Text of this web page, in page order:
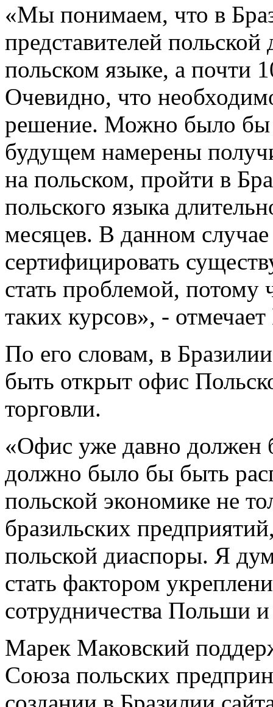
«Мы понимаем, что в
представителей
польском языке, а почти
Очевидно, что
решение. Можно было бы
будущем намерены
на польском, пройти в
польского языка
месяцев. В данном
сертифицировать
стать проблемой, потому
таких курсов», -
По его словам, в
быть открыт офис
торговли.
«Офис уже давно должен
должно было бы быть
польской экономике не
бразильских
польской диаспоры. Я
стать фактором
сотрудничества Польши
Марек Маковский
Союза польских